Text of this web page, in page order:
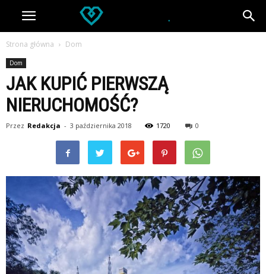
Strona główna Dom
Dom
JAK KUPIĆ PIERWSZĄ
NIERUCHOMOŚĆ?
Przez Redakcja - 3 października 2018 1720 0